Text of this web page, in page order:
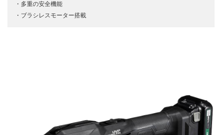
多重の安全機能
ブラシレスモーター搭載